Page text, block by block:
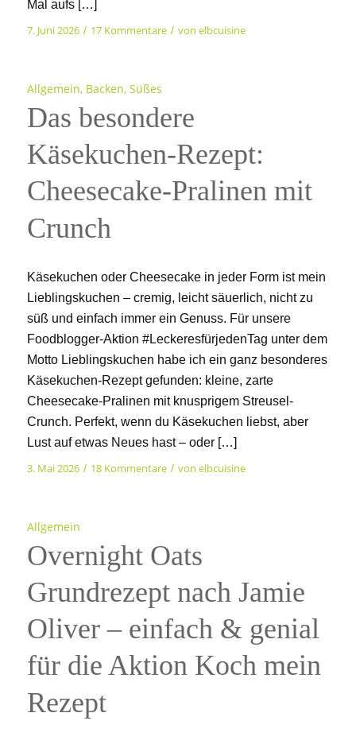
Mal aufs […]
7. Juni 2026 / 17 Kommentare / von elbcuisine
Allgemein, Backen, Süßes
Das besondere
Käsekuchen-Rezept:
Cheesecake-Pralinen mit
Crunch
Käsekuchen oder Cheesecake in jeder Form ist mein
Lieblingskuchen – cremig, leicht säuerlich, nicht zu
süß und einfach immer ein Genuss. Für unsere
Foodblogger-Aktion #LeckeresfürjedenTag unter dem
Motto Lieblingskuchen habe ich ein ganz besonderes
Käsekuchen-Rezept gefunden: kleine, zarte
Cheesecake-Pralinen mit knusprigem Streusel-
Crunch. Perfekt, wenn du Käsekuchen liebst, aber
Lust auf etwas Neues hast – oder […]
3. Mai 2026 / 18 Kommentare / von elbcuisine
Allgemein
Overnight Oats
Grundrezept nach Jamie
Oliver – einfach & genial
für die Aktion Koch mein
Rezept